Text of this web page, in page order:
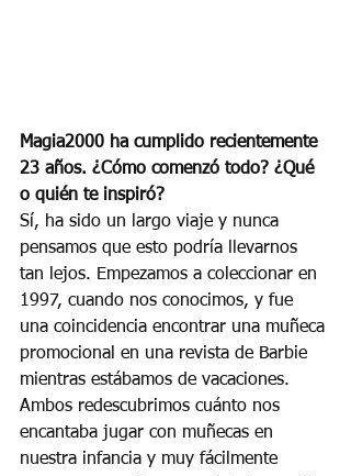
Magia2000 ha cumplido recientemente
23 años. ¿Cómo comenzó todo? ¿Qué
o quién te inspiró?
Sí, ha sido un largo viaje y nunca
pensamos que esto podría llevarnos
tan lejos. Empezamos a coleccionar en
1997, cuando nos conocimos, y fue
una coincidencia encontrar una muñeca
promocional en una revista de Barbie
mientras estábamos de vacaciones.
Ambos redescubrimos cuánto nos
encantaba jugar con muñecas en
nuestra infancia y muy fácilmente